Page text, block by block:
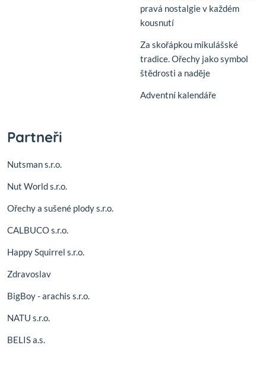
pravá nostalgie v každém
kousnutí
Za skořápkou mikulášské
tradice. Ořechy jako symbol
štědrosti a naděje
Adventní kalendáře
Partneři
Nutsman s.r.o.
Nut World s.r.o.
Ořechy a sušené plody s.r.o.
CALBUCO s.r.o.
Happy Squirrel s.r.o.
Zdravoslav
BigBoy - arachis s.r.o.
NATU s.r.o.
BELIS a.s.